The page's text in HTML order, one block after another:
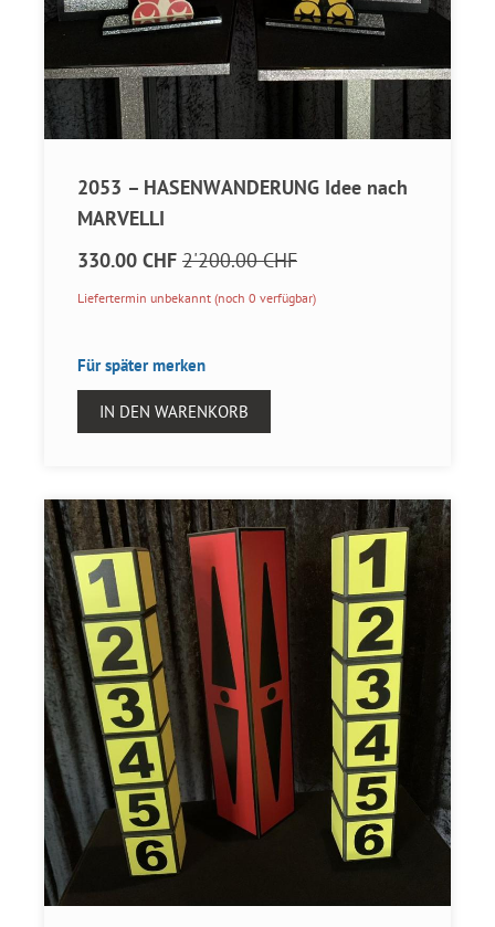
2053 – HASENWANDERUNG Idee nach
MARVELLI
330.00 CHF 2'200.00 CHF
Liefertermin unbekannt (noch 0 verfügbar)
Für später merken
IN DEN WARENKORB